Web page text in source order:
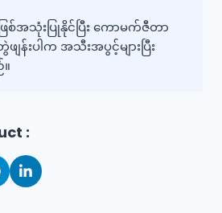
စ်အသုံးပြုနိုင်ပြီး ကောမက်ဇီတာ
န်းပါက အသီးအပွင့်များပြီး
: